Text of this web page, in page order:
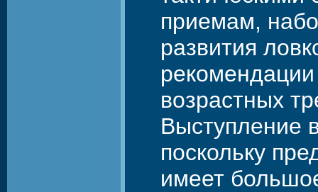
приемам,
развития
возрастных
Выступление
поскольку
имеет